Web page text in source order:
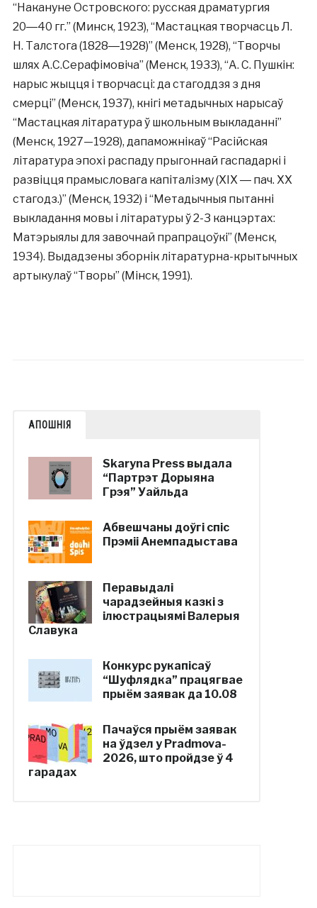
“Накануне Островского: русская драматургия
20―40 гг.” (Минск, 1923), “Мастацкая творчасць Л.
Н. Талстога (1828―1928)” (Менск, 1928), “Творчы
шлях А.С.Серафімовіча” (Менск, 1933), “А. С. Пушкін:
нарыс жыцця і творчасці: да стагоддзя з дня
смерці” (Менск, 1937), кнігі метадычных нарысаў
“Мастацкая літаратура ў школьным выкладанні”
(Менск, 1927—1928), дапаможнікаў “Расійская
літаратура эпохі распаду прыгоннай гаспадаркі і
развіцця прамысловага капіталізму (XIX ― пач. XX
стагодз.)” (Менск, 1932) і “Метадычныя пытанні
выкладання мовы і літаратуры ў 2-3 канцэртах:
Матэрыялы для завочнай прапрацоўкі” (Менск,
1934). Выдадзены зборнік літаратурна-крытычных
артыкулаў “Творы” (Мінск, 1991).
АПОШНІЯ
Skaryna Press выдала
“Партрэт Дорыяна
Грэя” Уайльда
Абвешчаны доўгі спіс
Прэміі Анемпадыстава
Перавыдалі
чарадзейныя казкі з
ілюстрацыямі Валерыя
Славука
Конкурс рукапісаў
“Шуфлядка” працягвае
прыём заявак да 10.08
Пачаўся прыём заявак
на ўдзел у Pradmova-
2026, што пройдзе ў 4
гарадах